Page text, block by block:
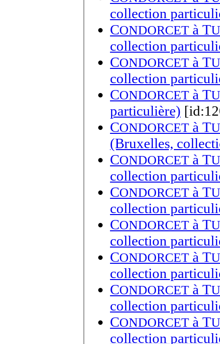
collection
CONDORCET à T
collection
CONDORCET à T
collection
CONDORCET à T
particulière)
CONDORCET à T
(Bruxelles,
CONDORCET à T
collection
CONDORCET à T
collection
CONDORCET à T
collection
CONDORCET à T
collection
CONDORCET à T
collection
CONDORCET à T
collection